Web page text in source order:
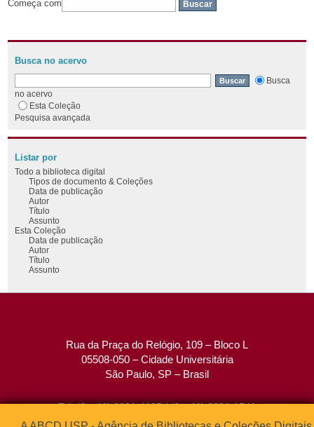
Começa com
Busca no acervo
Busca
no acervo
Esta Coleção
Pesquisa avançada
Listar por
Todo a biblioteca digital
Tipos de documento & Coleções
Data de publicação
Autor
Título
Assunto
Esta Coleção
Data de publicação
Autor
Título
Assunto
Rua da Praça do Relógio, 109 – Bloco L
05508-050 – Cidade Universitária
São Paulo, SP – Brasil
Tel: (0xx11) 3091-4195 / (0xx11) 3091-1541
Fax: (0xx11) 3091-1567